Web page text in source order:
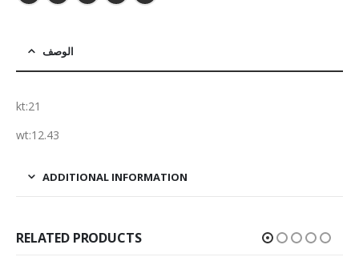
الوصف
kt:21
wt:12.43
ADDITIONAL INFORMATION
RELATED PRODUCTS